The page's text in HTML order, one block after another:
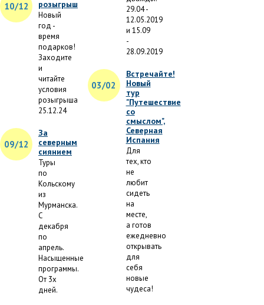
10/12
розыгрыш
Новый
год -
время
подарков!
Заходите
и
читайте
условия
розыгрыша
25.12.24
09/12
За
северным
сиянием
Туры
по
Кольскому
из
Мурманска.
С
декабря
по
апрель.
Насыщенные
программы.
От 3х
дней.
29.04 -
12.05.2019
и 15.09
-
28.09.2019
03/02
Встречайте!
Новый
тур
"Путешествие
со
смыслом",
Северная
Испания
Для
тех, кто
не
любит
сидеть
на
месте,
а готов
ежедневно
открывать
для
себя
новые
чудеса!